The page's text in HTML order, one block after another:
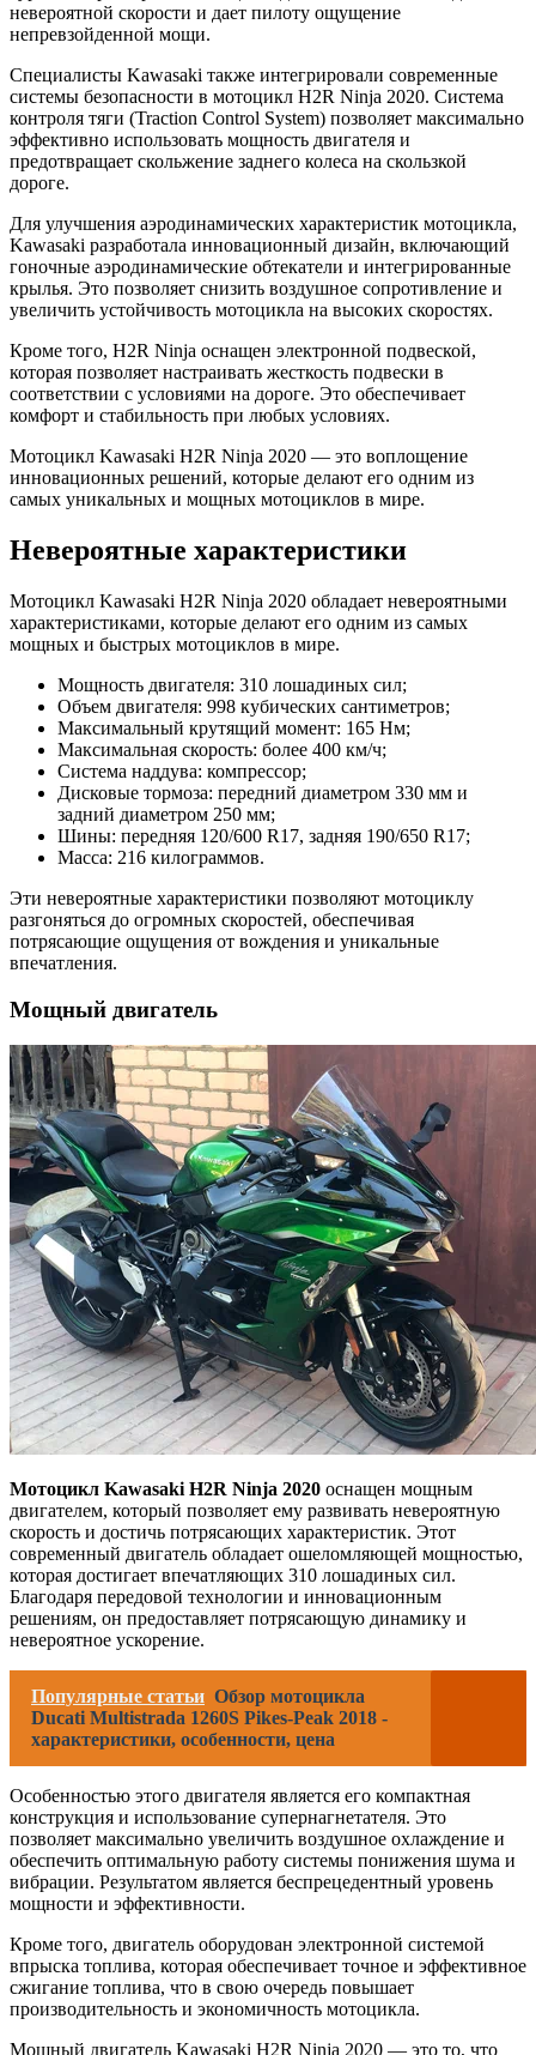
невероятной скорости и дает пилоту ощущение
непревзойденной мощи.
Специалисты Kawasaki также интегрировали современные
системы безопасности в мотоцикл H2R Ninja 2020. Система
контроля тяги (Traction Control System) позволяет максимально
эффективно использовать мощность двигателя и
предотвращает скольжение заднего колеса на скользкой
дороге.
Для улучшения аэродинамических характеристик мотоцикла,
Kawasaki разработала инновационный дизайн, включающий
гоночные аэродинамические обтекатели и интегрированные
крылья. Это позволяет снизить воздушное сопротивление и
увеличить устойчивость мотоцикла на высоких скоростях.
Кроме того, H2R Ninja оснащен электронной подвеской,
которая позволяет настраивать жесткость подвески в
соответствии с условиями на дороге. Это обеспечивает
комфорт и стабильность при любых условиях.
Мотоцикл Kawasaki H2R Ninja 2020 — это воплощение
инновационных решений, которые делают его одним из
самых уникальных и мощных мотоциклов в мире.
Невероятные характеристики
Мотоцикл Kawasaki H2R Ninja 2020 обладает невероятными
характеристиками, которые делают его одним из самых
мощных и быстрых мотоциклов в мире.
Мощность двигателя: 310 лошадиных сил;
Объем двигателя: 998 кубических сантиметров;
Максимальный крутящий момент: 165 Нм;
Максимальная скорость: более 400 км/ч;
Система наддува: компрессор;
Дисковые тормоза: передний диаметром 330 мм и
задний диаметром 250 мм;
Шины: передняя 120/600 R17, задняя 190/650 R17;
Масса: 216 килограммов.
Эти невероятные характеристики позволяют мотоциклу
разгоняться до огромных скоростей, обеспечивая
потрясающие ощущения от вождения и уникальные
впечатления.
Мощный двигатель
Мотоцикл Kawasaki H2R Ninja 2020 оснащен мощным
двигателем, который позволяет ему развивать невероятную
скорость и достичь потрясающих характеристик. Этот
современный двигатель обладает ошеломляющей мощностью,
которая достигает впечатляющих 310 лошадиных сил.
Благодаря передовой технологии и инновационным
решениям, он предоставляет потрясающую динамику и
невероятное ускорение.
Популярные статьи Обзор мотоцикла
Ducati Multistrada 1260S Pikes-Peak 2018 -
характеристики, особенности, цена
Особенностью этого двигателя является его компактная
конструкция и использование супернагнетателя. Это
позволяет максимально увеличить воздушное охлаждение и
обеспечить оптимальную работу системы понижения шума и
вибрации. Результатом является беспрецедентный уровень
мощности и эффективности.
Кроме того, двигатель оборудован электронной системой
впрыска топлива, которая обеспечивает точное и эффективное
сжигание топлива, что в свою очередь повышает
производительность и экономичность мотоцикла.
Мощный двигатель Kawasaki H2R Ninja 2020 — это то, что